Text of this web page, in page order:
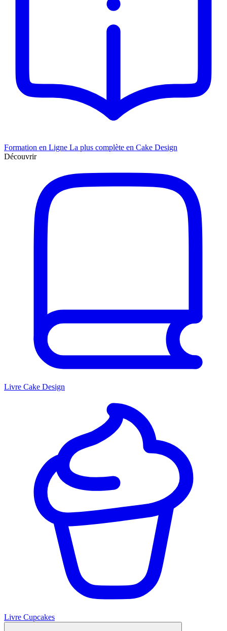
Formation en Ligne La plus complète en Cake Design
Découvrir
Livre Cake Design
Livre Cupcakes